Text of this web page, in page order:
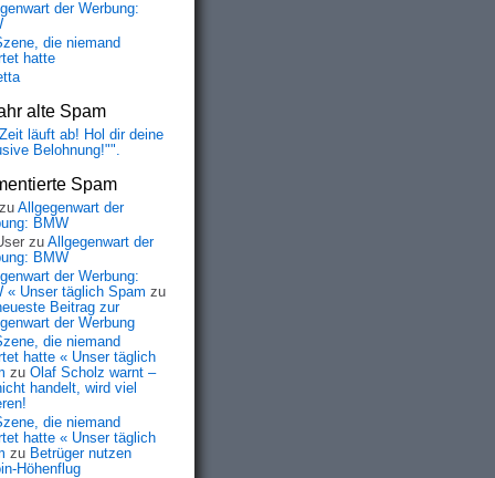
der Werbung:
die niemand
hatte
alte Spam
läuft ab! Hol dir deine
Belohnung!"".
Spam
zu Allgegenwart der
BMW
zu Allgegenwart der
BMW
der Werbung:
« Unser täglich Spam zu
Beitrag zur
der Werbung
die niemand
hatte « Unser täglich
zu Olaf Scholz warnt –
handelt, wird viel
die niemand
hatte « Unser täglich
zu Betrüger nutzen
Höhenflug